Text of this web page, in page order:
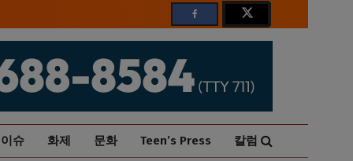
이슈 화제 문화 Teen’s Press 칼럼